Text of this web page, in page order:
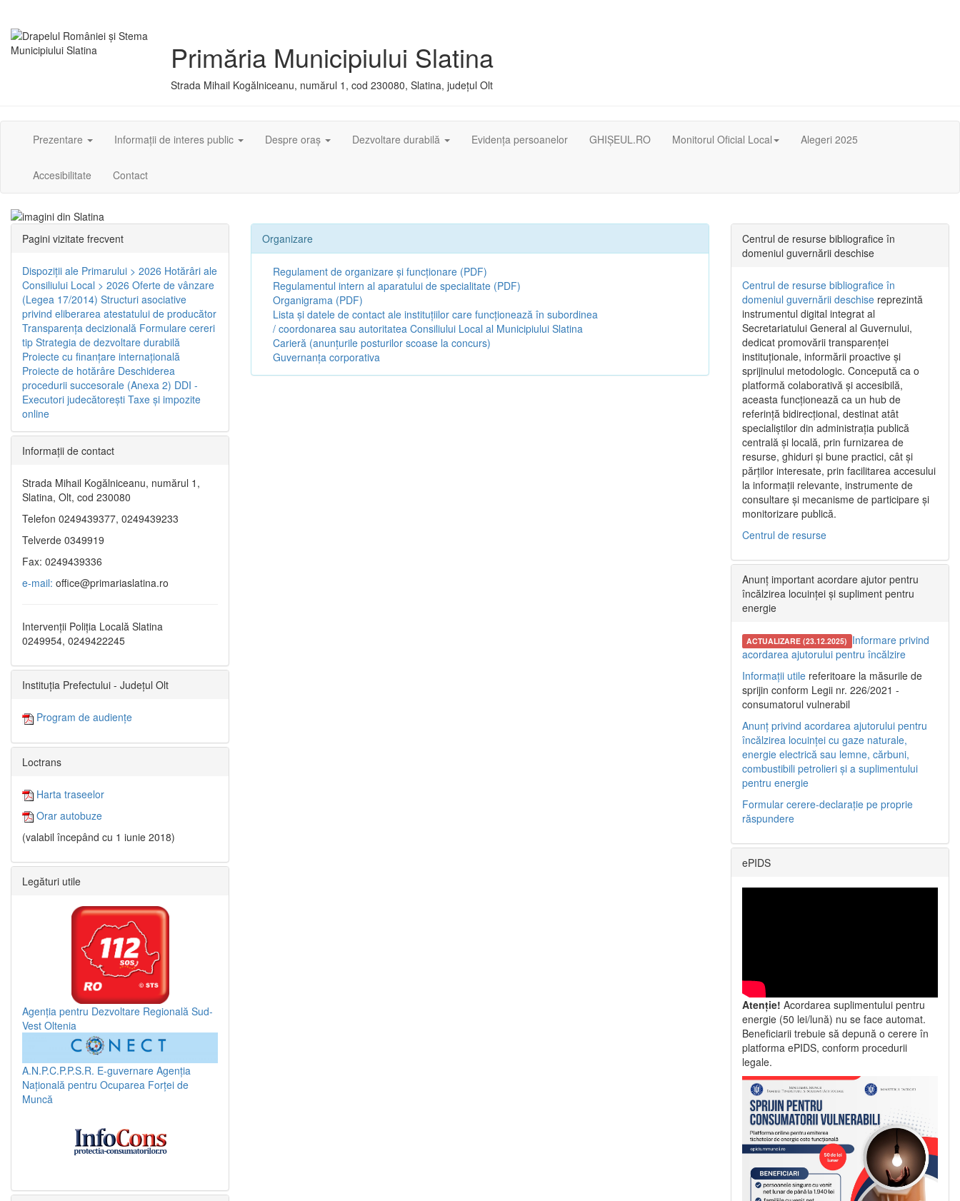
Primăria Municipiului Slatina
Strada Mihail Kogălniceanu, numărul 1, cod 230080, Slatina, județul Olt
Prezentare Informații de interes public Despre oraș Dezvoltare durabilă Evidența persoanelor GHIȘEUL.RO Monitorul Oficial Local Alegeri 2025
Accesibilitate Contact
Organizare
Regulament de organizare și funcționare (PDF)
Regulamentul intern al aparatului de specialitate (PDF)
Organigrama (PDF)
Lista și datele de contact ale instituțiilor care funcționează în subordinea
/ coordonarea sau autoritatea Consiliului Local al Municipiului Slatina
Carieră (anunțurile posturilor scoase la concurs)
Guvernanța corporativa
Pagini vizitate frecvent
Dispoziţii ale Primarului > 2026 Hotărâri ale
Consiliului Local > 2026 Oferte de vânzare
(Legea 17/2014) Structuri asociative
privind eliberarea atestatului de producător
Transparenţa decizională Formulare cereri
tip Strategia de dezvoltare durabilă
Proiecte cu finanţare internaţională
Proiecte de hotărâre Deschiderea
procedurii succesorale (Anexa 2) DDI -
Executori judecătorești Taxe şi impozite
online
Informaţii de contact
Strada Mihail Kogălniceanu, numărul 1,
Slatina, Olt, cod 230080
Telefon 0249439377, 0249439233
Telverde 0349919
Fax: 0249439336
e-mail: office@primariaslatina.ro
Intervenții Poliția Locală Slatina
0249954, 0249422245
Instituția Prefectului - Județul Olt
Program de audiențe
Loctrans
Harta traseelor
Orar autobuze
(valabil începând cu 1 iunie 2018)
Legături utile
Agenția pentru Dezvoltare Regională Sud-
Vest Oltenia
A.N.P.C.P.P.S.R. E-guvernare Agenția
Națională pentru Ocuparea Forței de
Muncă
Centrul de resurse bibliografice în
domeniul guvernării deschise
Centrul de resurse bibliografice în
domeniul guvernării deschise reprezintă
instrumentul digital integrat al
Secretariatului General al Guvernului,
dedicat promovării transparenței
instituționale, informării proactive și
sprijinului metodologic. Concepută ca o
platformă colaborativă și accesibilă,
aceasta funcționează ca un hub de
referință bidirecțional, destinat atât
specialiștilor din administrația publică
centrală și locală, prin furnizarea de
resurse, ghiduri și bune practici, cât și
părților interesate, prin facilitarea accesului
la informații relevante, instrumente de
consultare și mecanisme de participare și
monitorizare publică.
Centrul de resurse
Anunț important acordare ajutor pentru
încălzirea locuinței și supliment pentru
energie
ACTUALIZARE (23.12.2025) Informare privind
acordarea ajutorului pentru încălzire
Informații utile referitoare la măsurile de
sprijin conform Legii nr. 226/2021 -
consumatorul vulnerabil
Anunț privind acordarea ajutorului pentru
încălzirea locuinței cu gaze naturale,
energie electrică sau lemne, cărbuni,
combustibili petrolieri și a suplimentului
pentru energie
Formular cerere-declarație pe proprie
răspundere
ePIDS
Atenție! Acordarea suplimentului pentru
energie (50 lei/lună) nu se face automat.
Beneficiarii trebuie să depună o cerere în
platforma ePIDS, conform procedurii
legale.